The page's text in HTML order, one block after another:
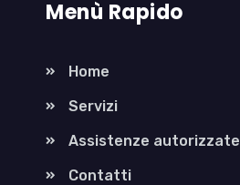
Menù Rapido
Home
Servizi
Assistenze autorizzate
Contatti